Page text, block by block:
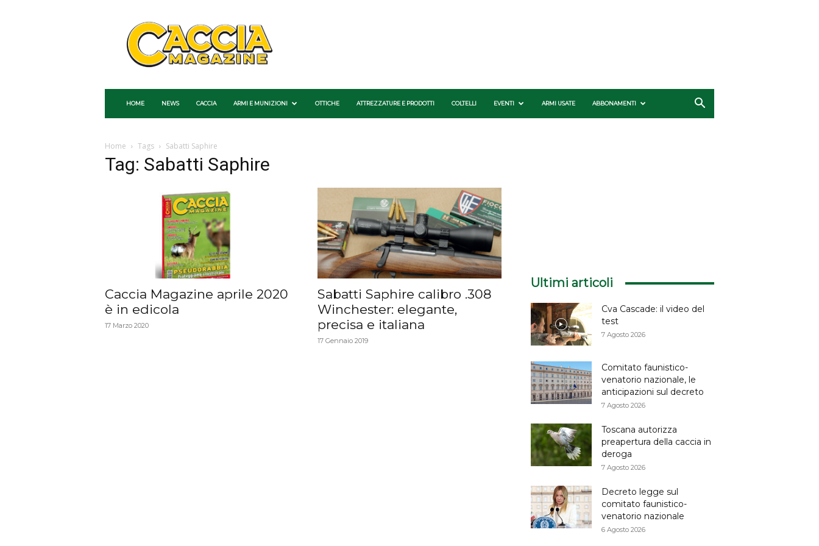
Caccia
Magazine
HOME NEWS CACCIA ARMI E MUNIZIONI OTTICHE ATTREZZATURE E PRODOTTI COLTELLI EVENTI ARMI USATE ABBONAMENTI
Home Tags Sabatti Saphire
Tag: Sabatti Saphire
Caccia Magazine aprile 2020
è in edicola
17 Marzo 2020
Sabatti Saphire calibro .308
Winchester: elegante,
precisa e italiana
17 Gennaio 2019
Ultimi articoli
Cva Cascade: il video del
test
7 Agosto 2026
Comitato faunistico-
venatorio nazionale, le
anticipazioni sul decreto
7 Agosto 2026
Toscana autorizza
preapertura della caccia in
deroga
7 Agosto 2026
Decreto legge sul
comitato faunistico-
venatorio nazionale
6 Agosto 2026